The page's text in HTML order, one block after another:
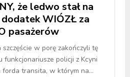
że ledwo stał na
WIÓZŁ za
pasażerów
szczęście w porę zakończyli tę
funkcjonariusze policji z Kcyni
transita, w którym na...